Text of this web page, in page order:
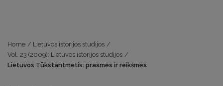
Home / Lietuvos istorijos studijos /
Vol. 23 (2009): Lietuvos istorijos studijos /
Lietuvos Tūkstantmetis: prasmės ir reikšmės